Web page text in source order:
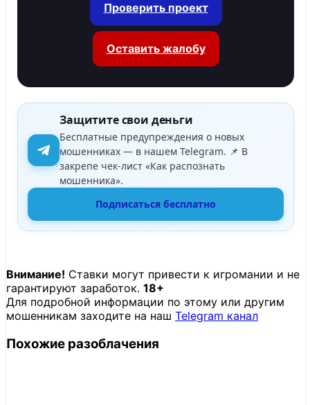
Проверить проект
Оставить жалобу
Защитите свои деньги
Бесплатные предупреждения о новых
мошенниках — в нашем Telegram. 📌 В
закрепе чек-лист «Как распознать
мошенника».
Подписаться бесплатно
Внимание! Ставки могут привести к игромании и не
гарантируют заработок. 18+
Для подробной информации по этому или другим
мошенникам заходите на наш Telegram канал
Похожие разоблачения